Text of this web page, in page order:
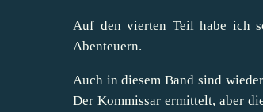
Auf den vierten Teil habe ich
Abenteuern.
Auch in diesem Band sind
Der Kommissar ermittelt, aber